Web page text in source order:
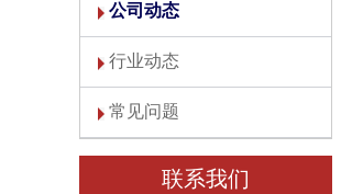
公司动态
行业动态
常见问题
联系我们